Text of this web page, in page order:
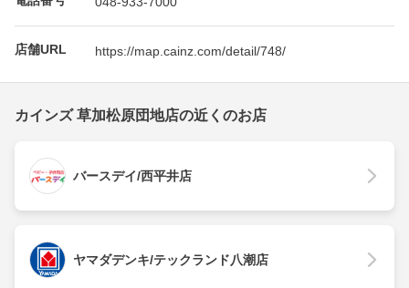
店舗URL https://map.cainz.com/detail/748/
カインズ 草加松原団地店の近くのお店
バースデイ/西平井店
ヤマダデンキ/テックランド八潮店